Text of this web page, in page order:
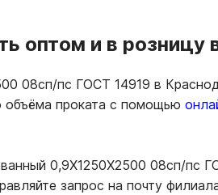
оптом и в розницу
08сп/пс ГОСТ 14919 в
объёма проката с помощью
0,9Х1250Х2500 08сп/пс
запрос на почту